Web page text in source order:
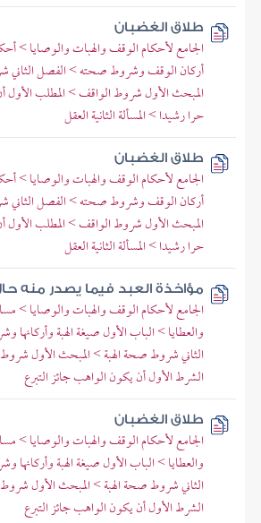
طلاق الغضبان
الجامع لأحكام الوقف والهبات والوصايا >
أركان الوقف وشروط صحته > الفصل
المبحث الأول شروط الواقف > المطلب الأول
حرا رشيدا > المسألة الثانية العقل
طلاق الغضبان
الجامع لأحكام الوقف والهبات والوصايا >
أركان الوقف وشروط صحته > الفصل
المبحث الأول شروط الواقف > المطلب الأول
حرا رشيدا > المسألة الثانية العقل
مؤاخذة العبد فيما يصدر منه
الجامع لأحكام الوقف والهبات والوصايا >
والعطايا > الباب الأول صيغة الهبة
الثاني شروط صحة الهبة > المبحث الأول شروط
الشرط الأول أن يكون الواهب جائز التبرع
طلاق الغضبان
الجامع لأحكام الوقف والهبات والوصايا >
والعطايا > الباب الأول صيغة الهبة
الثاني شروط صحة الهبة > المبحث الأول شروط
الشرط الأول أن يكون الواهب جائز التبرع